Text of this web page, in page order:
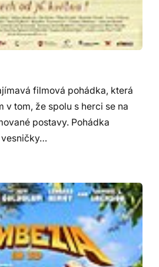
filmová pohádka, která
v tom, že spolu s herci se na
postavy. Pohádka